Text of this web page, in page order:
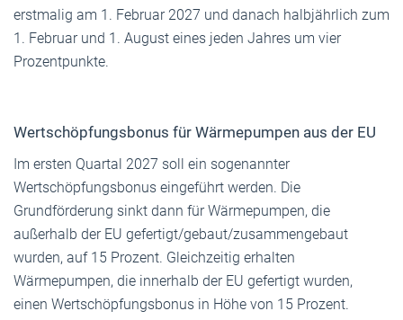
erstmalig am 1. Februar 2027 und danach halbjährlich zum
1. Februar und 1. August eines jeden Jahres um vier
Prozentpunkte.
Wertschöpfungsbonus für Wärmepumpen aus der EU
Im ersten Quartal 2027 soll ein sogenannter
Wertschöpfungsbonus eingeführt werden. Die
Grundförderung sinkt dann für Wärmepumpen, die
außerhalb der EU gefertigt/gebaut/zusammengebaut
wurden, auf 15 Prozent. Gleichzeitig erhalten
Wärmepumpen, die innerhalb der EU gefertigt wurden,
einen Wertschöpfungsbonus in Höhe von 15 Prozent.